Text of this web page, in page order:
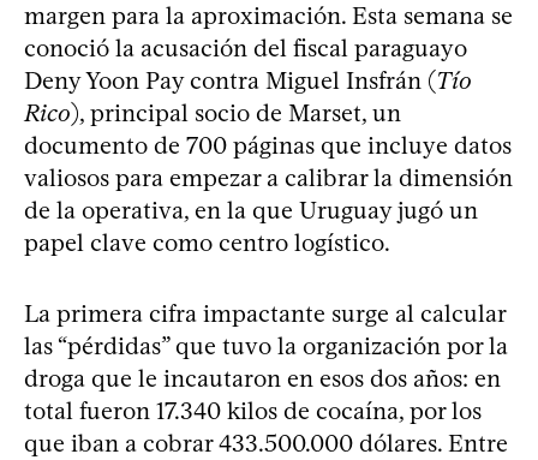
margen para la aproximación. Esta semana se
conoció la acusación del fiscal paraguayo
Deny Yoon Pay contra Miguel Insfrán (Tío
Rico), principal socio de Marset, un
documento de 700 páginas que incluye datos
valiosos para empezar a calibrar la dimensión
de la operativa, en la que Uruguay jugó un
papel clave como centro logístico.
La primera cifra impactante surge al calcular
las “pérdidas” que tuvo la organización por la
droga que le incautaron en esos dos años: en
total fueron 17.340 kilos de cocaína, por los
que iban a cobrar 433.500.000 dólares. Entre